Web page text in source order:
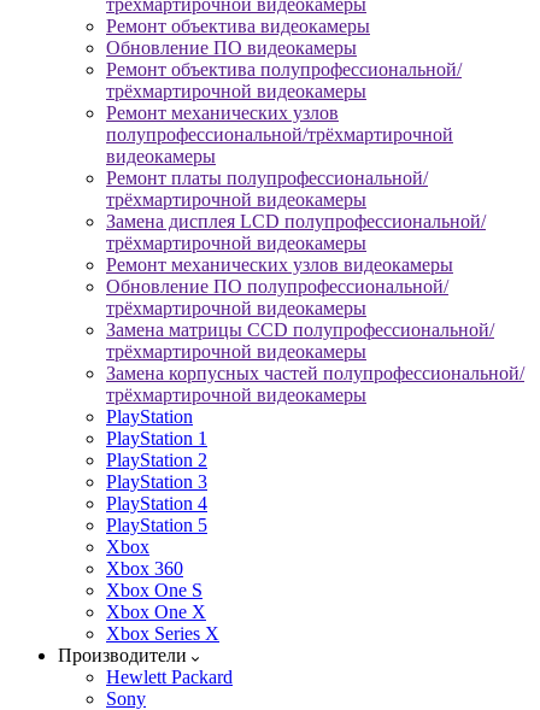
трёхмартирочной видеокамеры
Ремонт объектива видеокамеры
Обновление ПО видеокамеры
Ремонт объектива полупрофессиональной/
трёхмартирочной видеокамеры
Ремонт механических узлов
полупрофессиональной/трёхмартирочной
видеокамеры
Ремонт платы полупрофессиональной/
трёхмартирочной видеокамеры
Замена дисплея LCD полупрофессиональной/
трёхмартирочной видеокамеры
Ремонт механических узлов видеокамеры
Обновление ПО полупрофессиональной/
трёхмартирочной видеокамеры
Замена матрицы CCD полупрофессиональной/
трёхмартирочной видеокамеры
Замена корпусных частей полупрофессиональной/
трёхмартирочной видеокамеры
PlayStation
PlayStation 1
PlayStation 2
PlayStation 3
PlayStation 4
PlayStation 5
Xbox
Xbox 360
Xbox One S
Xbox One X
Xbox Series X
Производители
Hewlett Packard
Sony